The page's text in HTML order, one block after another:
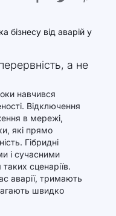
а не
навчився
Відключення
в мережі,
які прямо
Гібридні
і сучасними
сценаріїв.
аварії, тримають
швидко